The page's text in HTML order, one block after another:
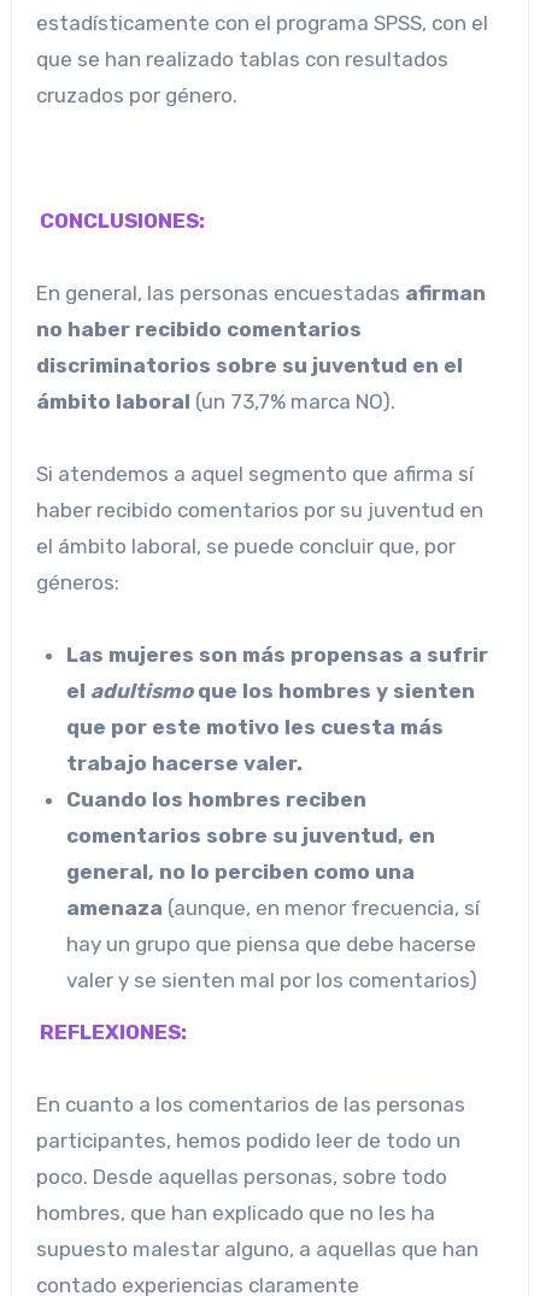
estadísticamente con el programa SPSS, con el
que se han realizado tablas con resultados
cruzados por género.
CONCLUSIONES:
En general, las personas encuestadas afirman
no haber recibido comentarios
discriminatorios sobre su juventud en el
ámbito laboral (un 73,7% marca NO).
Si atendemos a aquel segmento que afirma sí
haber recibido comentarios por su juventud en
el ámbito laboral, se puede concluir que, por
géneros:
Las mujeres son más propensas a sufrir
el adultismo que los hombres y sienten
que por este motivo les cuesta más
trabajo hacerse valer.
Cuando los hombres reciben
comentarios sobre su juventud, en
general, no lo perciben como una
amenaza (aunque, en menor frecuencia, sí
hay un grupo que piensa que debe hacerse
valer y se sienten mal por los comentarios)
REFLEXIONES:
En cuanto a los comentarios de las personas
participantes, hemos podido leer de todo un
poco. Desde aquellas personas, sobre todo
hombres, que han explicado que no les ha
supuesto malestar alguno, a aquellas que han
contado experiencias claramente